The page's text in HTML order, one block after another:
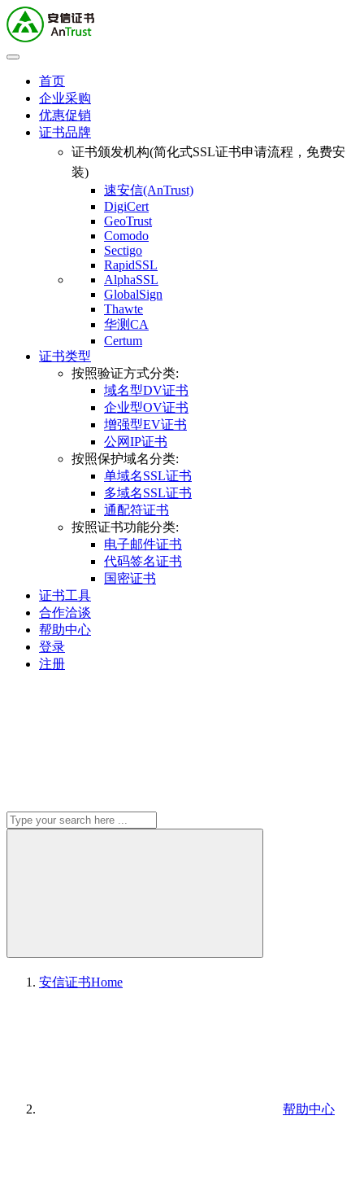
首页
企业采购
优惠促销
证书品牌
证书颁发机构(简化式SSL证书申请流程，免费安
装)
速安信(AnTrust)
DigiCert
GeoTrust
Comodo
Sectigo
RapidSSL
AlphaSSL
GlobalSign
Thawte
华测CA
Certum
证书类型
按照验证方式分类:
域名型DV证书
企业型OV证书
增强型EV证书
公网IP证书
按照保护域名分类:
单域名SSL证书
多域名SSL证书
通配符证书
按照证书功能分类:
电子邮件证书
代码签名证书
国密证书
证书工具
合作洽谈
帮助中心
登录
注册
安信证书Home
帮助中心